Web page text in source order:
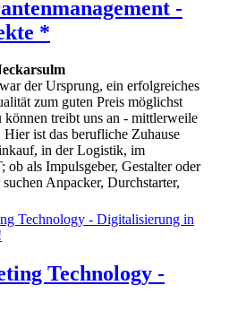
-
*
der Ursprung, ein erfolgreiches
zum guten Preis möglichst
können treibt uns an - mittlerweile
ist das berufliche Zuhause
in der Logistik, im
ob als Impulsgeber, Gestalter oder
Anpacker, Durchstarter,
Technology -